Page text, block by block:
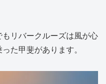
リバークルーズは風が心
た甲斐があります。